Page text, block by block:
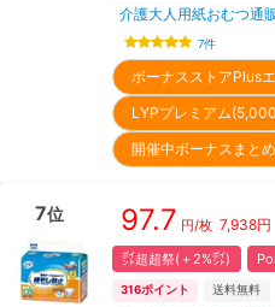
介護大人用紙おむつ通
7件
ボーナスストアPlus
LYPプレミアム
開催中ボーナスまと
7位 97.7 円/枚 7,938円
㌽超超祭(＋2%㌽)
316ポイント 送料無料